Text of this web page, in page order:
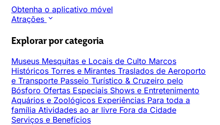
Obtenha o aplicativo móvel
Atrações
Explorar por categoria
Museus Mesquitas e Locais de Culto Marcos
Históricos Torres e Mirantes Traslados de Aeroporto
e Transporte Passeio Turístico & Cruzeiro pelo
Bósforo Ofertas Especiais Shows e Entretenimento
Aquários e Zoológicos Experiências Para toda a
família Atividades ao ar livre Fora da Cidade
Serviços e Benefícios